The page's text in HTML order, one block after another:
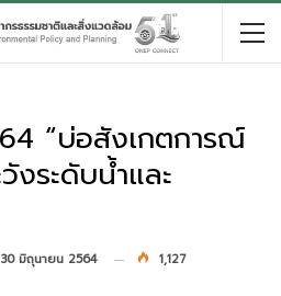
“บ่อสังเกตการณ์
งระดับน้ำและ
30 มิถุนายน 2564 1,127